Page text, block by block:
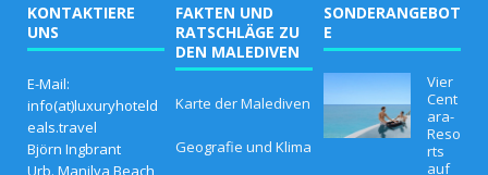
KONTAKTIERE
UNS
E-Mail:
info(at)luxuryhoteld
eals.travel
Björn Ingbrant
Urb. Manilva Beach,
FAKTEN UND
RATSCHLÄGE ZU
DEN MALEDIVEN
Karte der Malediven
Geografie und Klima
SONDERANGEBOT
E
Vier
Cent
ara-
Reso
rts
auf